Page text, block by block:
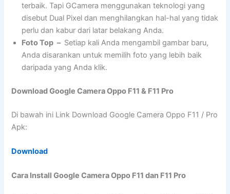
terbaik. Tapi GCamera menggunakan teknologi yang
disebut Dual Pixel dan menghilangkan hal-hal yang tidak
perlu dan kabur dari latar belakang Anda.
Foto Top – Setiap kali Anda mengambil gambar baru,
Anda disarankan untuk memilih foto yang lebih baik
daripada yang Anda klik.
Download Google Camera Oppo F11 & F11 Pro
Di bawah ini Link Download Google Camera Oppo F11 / Pro
Apk:
Download
Cara Install Google Camera Oppo F11 dan F11 Pro